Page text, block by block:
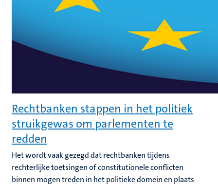
Rechtbanken stappen in het politiek
struikgewas om parlementen te
redden
Het wordt vaak gezegd dat rechtbanken tijdens
rechterlijke toetsingen of constitutionele conflicten
binnen mogen treden in het politieke domein en plaats